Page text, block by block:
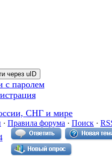
через uID
с паролем
СНГ и мире
· Правила форума · Поиск ·